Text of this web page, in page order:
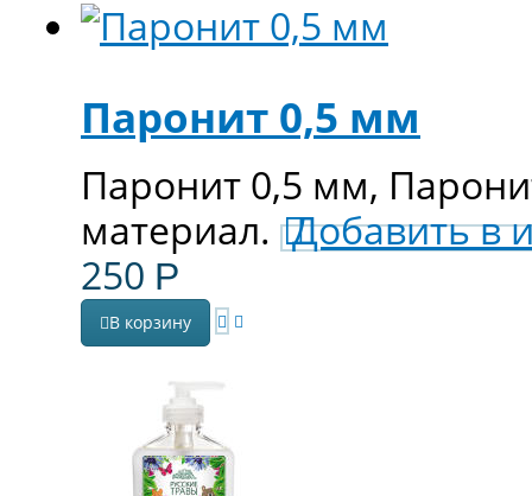
Паронит 0,5 мм
Паронит 0,5 мм,
материал. Добавить в
250 Р
В корзину